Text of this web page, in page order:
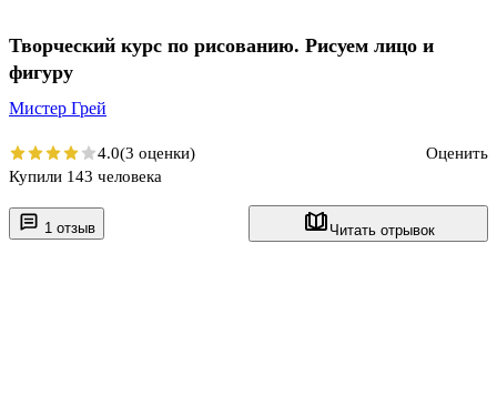
1 отзыв Читать отрывок
Творческий курс по рисованию. Рисуем лицо и
фигуру
Мистер Грей
4.0(3 оценки)
Оценить
Купили 143 человека